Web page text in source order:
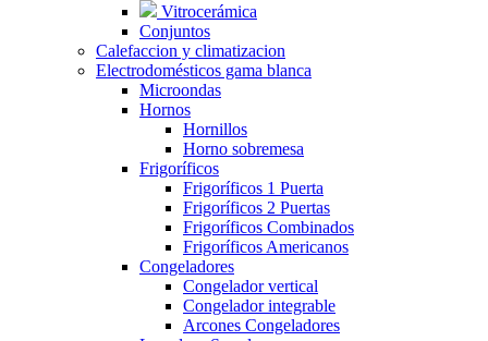
Vitrocerámica
Conjuntos
Calefaccion y climatizacion
Electrodomésticos gama blanca
Microondas
Hornos
Hornillos
Horno sobremesa
Frigoríficos
Frigoríficos 1 Puerta
Frigoríficos 2 Puertas
Frigoríficos Combinados
Frigoríficos Americanos
Congeladores
Congelador vertical
Congelador integrable
Arcones Congeladores